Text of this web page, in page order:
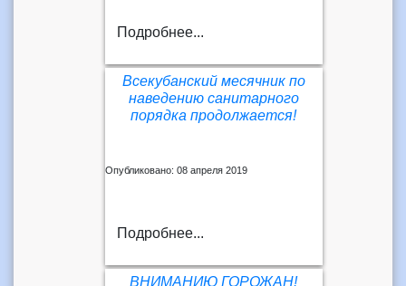
Подробнее...
Всекубанский месячник по
наведению санитарного
порядка продолжается!
Опубликовано: 08 апреля 2019
Подробнее...
ВНИМАНИЮ ГОРОЖАН!